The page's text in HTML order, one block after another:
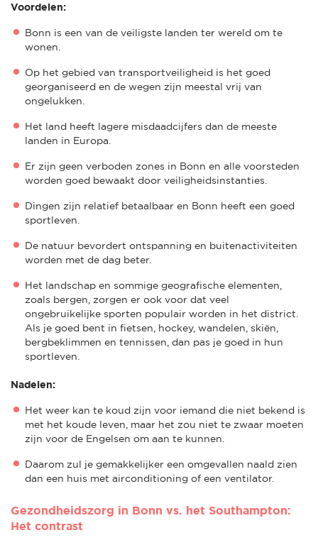
Voordelen:
Bonn is een van de veiligste landen ter wereld om te
wonen.
Op het gebied van transportveiligheid is het goed
georganiseerd en de wegen zijn meestal vrij van
ongelukken.
Het land heeft lagere misdaadcijfers dan de meeste
landen in Europa.
Er zijn geen verboden zones in Bonn en alle voorsteden
worden goed bewaakt door veiligheidsinstanties.
Dingen zijn relatief betaalbaar en Bonn heeft een goed
sportleven.
De natuur bevordert ontspanning en buitenactiviteiten
worden met de dag beter.
Het landschap en sommige geografische elementen,
zoals bergen, zorgen er ook voor dat veel
ongebruikelijke sporten populair worden in het district.
Als je goed bent in fietsen, hockey, wandelen, skiën,
bergbeklimmen en tennissen, dan pas je goed in hun
sportleven.
Nadelen:
Het weer kan te koud zijn voor iemand die niet bekend is
met het koude leven, maar het zou niet te zwaar moeten
zijn voor de Engelsen om aan te kunnen.
Daarom zul je gemakkelijker een omgevallen naald zien
dan een huis met airconditioning of een ventilator.
Gezondheidszorg in Bonn vs. het Southampton:
Het contrast